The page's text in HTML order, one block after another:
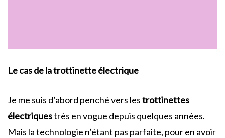
Le cas de la trottinette électrique
Je me suis d’abord penché vers lestrottinettes
électriquestrès en vogue depuis quelques années.
Mais la technologie n’étant pas parfaite, pour en avoir